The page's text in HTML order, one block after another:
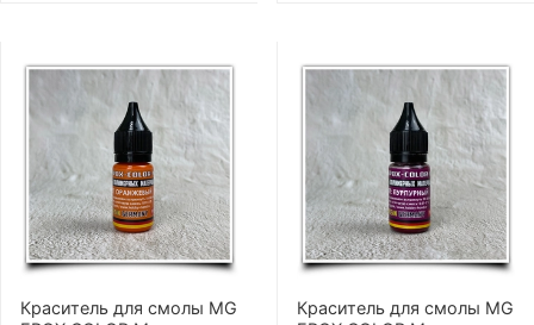
Краситель для смолы MG
Краситель для смолы MG